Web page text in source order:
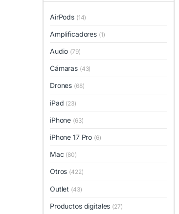
AirPods (14)
Amplificadores (1)
Audio (79)
Cámaras (43)
Drones (68)
iPad (23)
iPhone (63)
iPhone 17 Pro (6)
Mac (80)
Otros (422)
Outlet (43)
Productos digitales (27)